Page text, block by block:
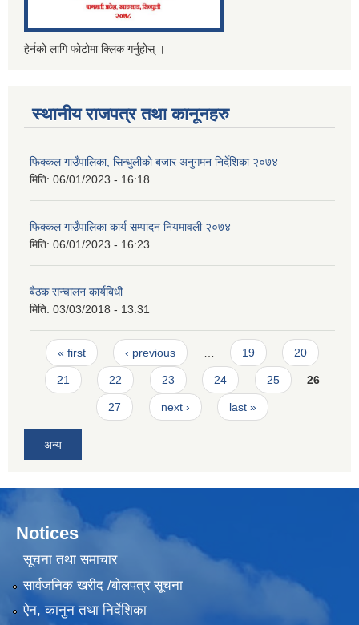
हेर्नको लागि फोटोमा क्लिक गर्नुहोस् ।
स्थानीय राजपत्र तथा कानूनहरु
फिक्कल गाउँपालिका, सिन्धुलीको बजार अनुगमन निर्देशिका २०७४
मिति: 06/01/2023 - 16:18
फिक्कल गाउँपालिका कार्य सम्पादन नियमावली २०७४
मिति: 06/01/2023 - 16:23
बैठक सन्चालन कार्यबिधी
मिति: 03/03/2018 - 13:31
Pages
« first ‹ previous … 19 20
21 22 23 24 25 26
27 next › last »
अन्य
Notices
सूचना तथा समाचार
सार्वजनिक खरीद /बोलपत्र सूचना
ऐन, कानुन तथा निर्देशिका